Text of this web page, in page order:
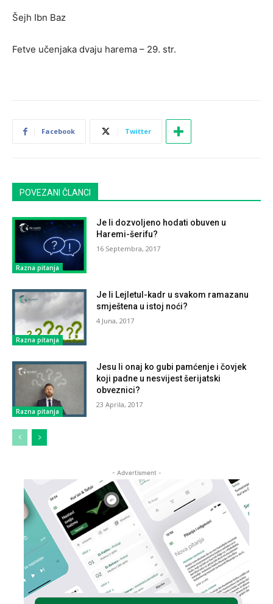
Šejh Ibn Baz
Fetve učenjaka dvaju harema – 29. str.
Facebook Twitter
POVEZANI ČLANCI
Razna pitanja
Je li dozvoljeno hodati obuven u
Haremi-šerifu?
16 Septembra, 2017
Razna pitanja
Je li Lejletul-kadr u svakom ramazanu
smještena u istoj noći?
4 Juna, 2017
Razna pitanja
Jesu li onaj ko gubi pamćenje i čovjek
koji padne u nesvijest šerijatski
obveznici?
23 Aprila, 2017
- Advertisment -